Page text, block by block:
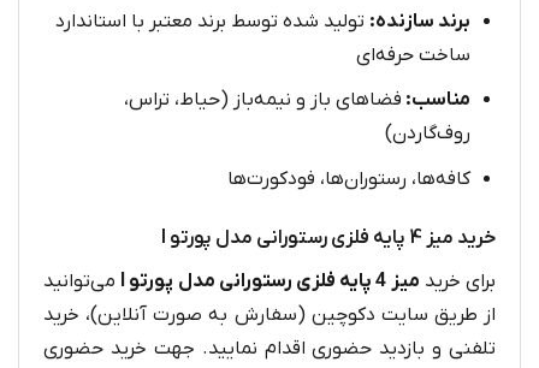
برند سازنده: تولید شده توسط برند معتبر با استاندارد
ساخت حرفه‌ای
مناسب: فضاهای باز و نیمه‌باز (حیاط، تراس،
روف‌گاردن)
کافه‌ها، رستوران‌ها، فودکورت‌ها
خرید میز 4 پایه فلزی رستورانی مدل پورتو I
برای خرید میز 4 پایه فلزی رستورانی مدل پورتو I
می‌توانید
از طریق سایت دکوچین (سفارش به صورت آنلاین)، خرید
تلفنی و بازدید حضوری اقدام نمایید. جهت خرید حضوری